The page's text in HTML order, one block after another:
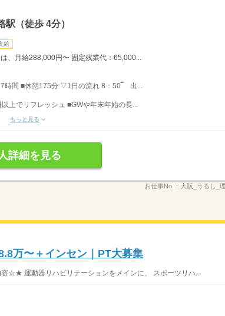
（徒歩 4分）
給
、月給288,000円〜 固定残業代：65,000...
時間 ■休憩175分 ▽1日の流れ 8：50‾ 出...
上でリフレッシュ ■GWや年末年始の長...
もっと見る
詳細を見る
お仕事No.： 大阪_うるし_
万〜＋インセン｜PT大募集
☆★ 運動器リハビリテーションをメインに、 スポーツリハ...